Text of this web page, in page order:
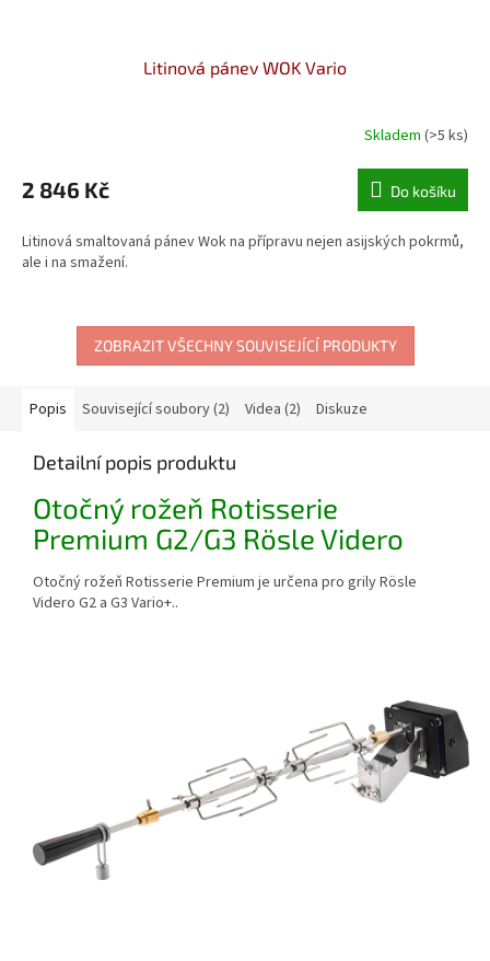
Litinová pánev WOK Vario
Skladem (>5 ks)
2 846 Kč Do košíku
Litinová smaltovaná pánev Wok na přípravu nejen asijských pokrmů,
ale i na smažení.
ZOBRAZIT VŠECHNY SOUVISEJÍCÍ PRODUKTY
Popis Související soubory (2) Videa (2) Diskuze
Detailní popis produktu
Otočný rožeň Rotisserie
Premium G2/G3 Rösle Videro
Otočný rožeň Rotisserie Premium je určena pro grily Rösle
Videro G2 a G3 Vario+..